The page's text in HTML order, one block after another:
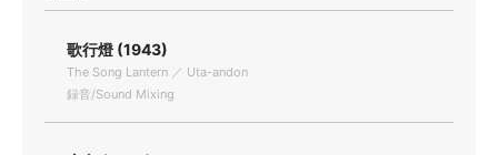
歌行燈 (1943)
The Song Lantern ／ Uta-andon
録音/Sound Mixing